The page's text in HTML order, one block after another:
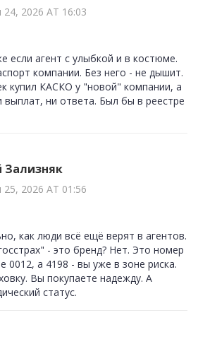
2026 AT 16:03
если агент с улыбкой и в костюме.
компании. Без него - не дышит.
купил КАСКО у "новой" компании, а
выплат, ни ответа. Был бы в реестре
Зализняк
2026 AT 01:56
как люди всё ещё верят в агентов.
- это бренд? Нет. Это номер
0012, а 4198 - вы уже в зоне риска.
Вы покупаете надежду. А
статус.